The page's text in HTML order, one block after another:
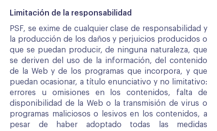
Limitación de la responsabilidad
PSF, se exime de cualquier clase de responsabilidad y
la producción de los daños y perjuicios producidos o
que se puedan producir, de ninguna naturaleza, que
se deriven del uso de la información, del contenido
de la Web y de los programas que incorpora, y que
puedan ocasionar, a título enunciativo y no limitativo:
errores u omisiones en los contenidos, falta de
disponibilidad de la Web o la transmisión de virus o
programas maliciosos o lesivos en los contenidos, a
pesar de haber adoptado todas las medidas